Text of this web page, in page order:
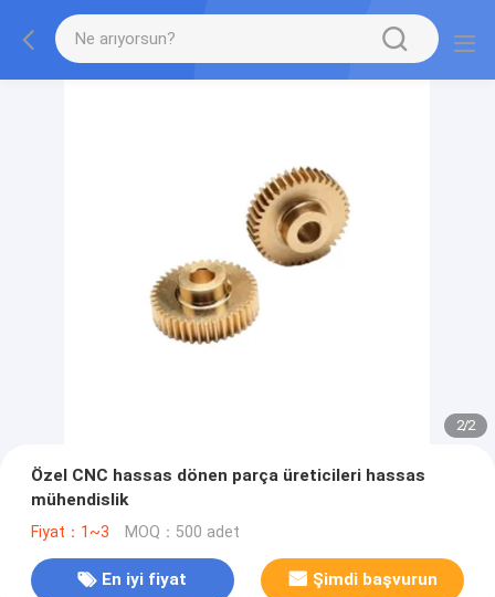
2/2
Özel CNC hassas dönen parça üreticileri hassas
mühendislik
Fiyat：1~3 MOQ：500 adet
En iyi fiyat Şimdi başvurun